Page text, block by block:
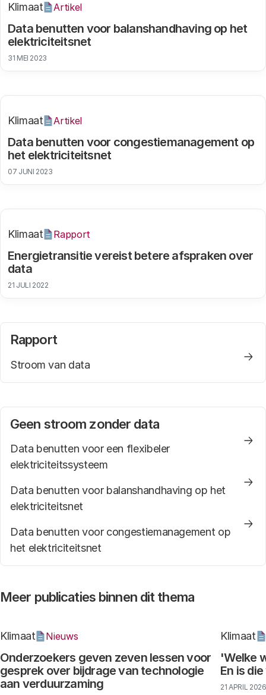
Data benutten voor balanshandhaving op het
elektriciteitsnet
Klimaat Artikel
31 MEI 2023
Data benutten voor congestiemanagement op
het elektriciteitsnet
Klimaat Artikel
07 JUNI 2023
Energietransitie vereist betere afspraken over
data
Klimaat Rapport
21 JULI 2022
Rapport
Stroom van data
Geen stroom zonder data
Data benutten voor een flexibeler
elektriciteitssysteem
Data benutten voor balanshandhaving op het
elektriciteitsnet
Data benutten voor congestiemanagement op
het elektriciteitsnet
Meer publicaties binnen dit thema
Onderzoekers geven zeven lessen voor
gesprek over bijdrage van technologie
aan verduurzaming
Klimaat Nieuws
'Welke
En is
Klimaat
21 APRIL 2026